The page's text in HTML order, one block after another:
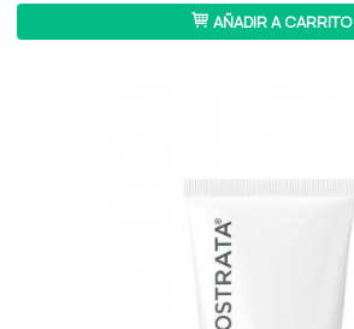
AÑADIR A CARRITO